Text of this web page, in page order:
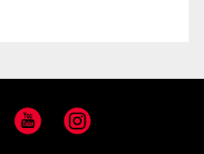
YouTube Instagram